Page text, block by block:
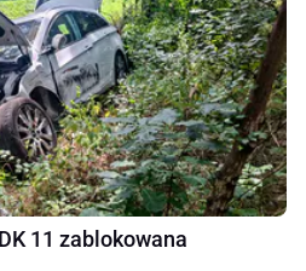
11 zablokowana